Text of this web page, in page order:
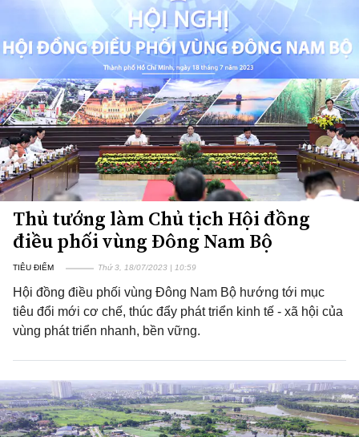
Thủ tướng làm Chủ tịch Hội đồng
điều phối vùng Đông Nam Bộ
TIÊU ĐIỂM Thứ 3, 18/07/2023 | 10:59
Hội đồng điều phối vùng Đông Nam Bộ hướng tới mục
tiêu đổi mới cơ chế, thúc đẩy phát triển kinh tế - xã hội của
vùng phát triển nhanh, bền vững.